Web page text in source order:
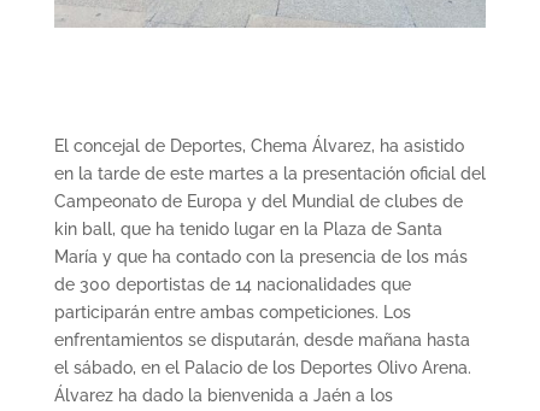
El concejal de Deportes, Chema Álvarez, ha asistido
en la tarde de este martes a la presentación oficial del
Campeonato de Europa y del Mundial de clubes de
kin ball, que ha tenido lugar en la Plaza de Santa
María y que ha contado con la presencia de los más
de 300 deportistas de 14 nacionalidades que
participarán entre ambas competiciones. Los
enfrentamientos se disputarán, desde mañana hasta
el sábado, en el Palacio de los Deportes Olivo Arena.
Álvarez ha dado la bienvenida a Jaén a los